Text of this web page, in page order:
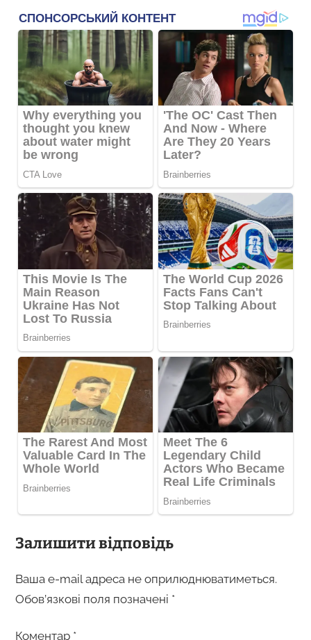
Залишити відповідь
Ваша e-mail адреса не оприлюднюватиметься.
Обов’язкові поля позначені *
Коментар *